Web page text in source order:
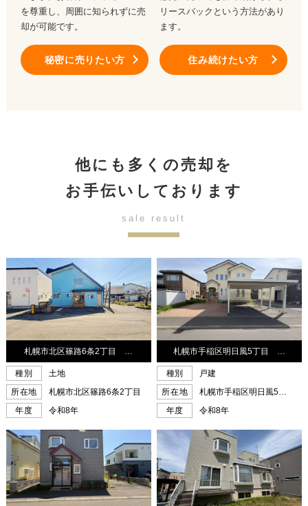
を尊重し、周囲に知られずに売
却が可能です。
秘密に売りたい方
リースバックという方法があり
ます。
住み続けたい方
他にも多くの売却を
お手伝いしております
sale result